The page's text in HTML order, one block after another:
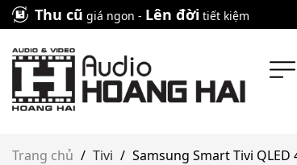
Skip
to
content
Thu cũ giá ngon - Lên đời tiết kiệm
Trang chủ / Tivi / Samsung Smart Tivi QLED